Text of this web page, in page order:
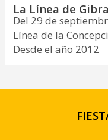
La Línea de
Del 29 de
Línea de la
Desde el año 2012